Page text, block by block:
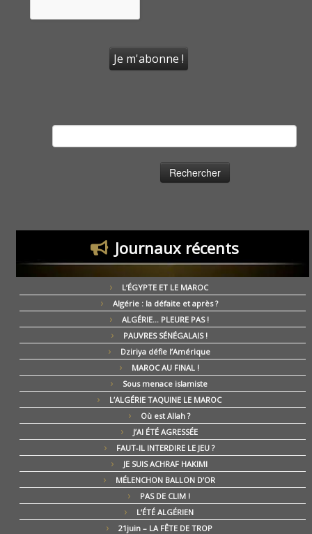
Journaux récents
L’ÉGYPTE ET LE MAROC
Algérie : la défaite et après ?
ALGÉRIE… PLEURE PAS !
PAUVRES SÉNÉGALAIS !
Dziriya défie l’Amérique
MAROC AU FINAL !
Sous menace islamiste
L’ALGÉRIE TAQUINE LE MAROC
Où est Allah ?
J’AI ÉTÉ AGRESSÉE
FAUT-IL INTERDIRE LE JEU ?
JE SUIS ACHRAF HAKIMI
MÉLENCHON BALLON D’OR
PAS DE CLIM !
L’ÉTÉ ALGÉRIEN
21juin – LA FÊTE DE TROP